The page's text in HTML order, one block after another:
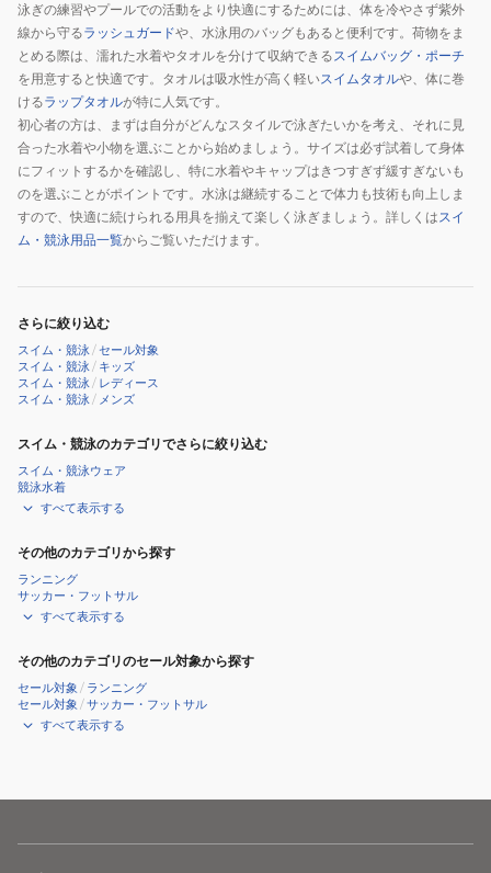
ト
160
サ
イ
ズ
3363311-
BLU
4
点
セ
ッ
パ
レ
ー
ト
オ
ル
巻
き
タ
オ
ル
泳ぎの練習やプールでの活動をより快適にするためには、体を冷やさず紫外
線から守るラッシュガードや、水泳用のバッグもあると便利です。荷物をま
とめる際は、濡れた水着やタオルを分けて収納できるスイムバッグ・ポーチ
を用意すると快適です。タオルは吸水性が高く軽いスイムタオルや、体に巻
けるラップタオルが特に人気です。
初心者の方は、まずは自分がどんなスタイルで泳ぎたいかを考え、それに見
合った水着や小物を選ぶことから始めましょう。サイズは必ず試着して身体
にフィットするかを確認し、特に水着やキャップはきつすぎず緩すぎないも
のを選ぶことがポイントです。水泳は継続することで体力も技術も向上しま
すので、快適に続けられる用具を揃えて楽しく泳ぎましょう。詳しくはスイ
ム・競泳用品一覧からご覧いただけます。
さらに絞り込む
スイム・競泳/セール対象
スイム・競泳/ キッズ
スイム・競泳/ レディース
スイム・競泳/ メンズ
スイム・競泳のカテゴリでさらに絞り込む
スイム・競泳ウェア
競泳水着
すべて表示する
その他のカテゴリから探す
ランニング
サッカー・フットサル
すべて表示する
その他のカテゴリのセール対象から探す
セール対象 / ランニング
セール対象 /サッカー・フットサル
すべて表示する